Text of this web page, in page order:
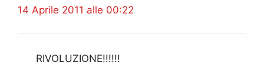
14 Aprile 2011 alle 00:22
RIVOLUZIONE!!!!!!